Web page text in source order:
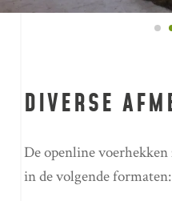
DIVERSE
De openline
in de volgende formaten: